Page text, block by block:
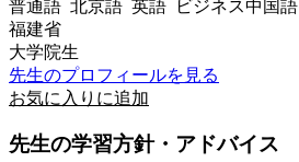
普通語 北京語 英語 ビジネス中国語
福建省
大学院生
先生のプロフィールを見る
お気に入りに追加
先生の学習方針・アドバイス